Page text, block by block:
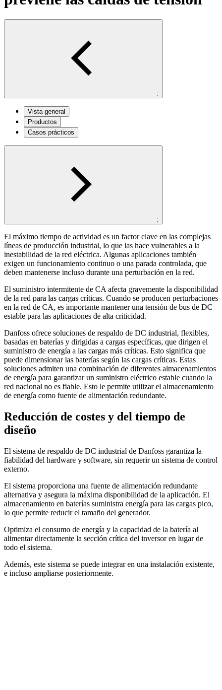
;
Vista general
Productos
Casos prácticos
;
El máximo tiempo de actividad es un factor clave en las complejas
líneas de producción industrial, lo que las hace vulnerables a la
inestabilidad de la red eléctrica. Algunas aplicaciones también
exigen un funcionamiento continuo o una parada controlada, que
deben mantenerse incluso durante una perturbación en la red.
El suministro intermitente de CA afecta gravemente la disponibilidad
de la red para las cargas críticas. Cuando se producen perturbaciones
en la red de CA, es importante mantener una tensión de bus de DC
estable para las aplicaciones de alta criticidad.
Danfoss ofrece soluciones de respaldo de DC industrial, flexibles,
basadas en baterías y dirigidas a cargas específicas, que dirigen el
suministro de energía a las cargas más críticas. Esto significa que
puede dimensionar las baterías según las cargas críticas. Estas
soluciones admiten una combinación de diferentes almacenamientos
de energía para garantizar un suministro eléctrico estable cuando la
red nacional no es fiable. Esto le permite utilizar el almacenamiento
de energía como fuente de alimentación redundante.
Reducción de costes y del tiempo de
diseño
El sistema de respaldo de DC industrial de Danfoss garantiza la
fiabilidad del hardware y software, sin requerir un sistema de control
externo.
El sistema proporciona una fuente de alimentación redundante
alternativa y asegura la máxima disponibilidad de la aplicación. El
almacenamiento en baterías suministra energía para las cargas pico,
lo que permite reducir el tamaño del generador.
Optimiza el consumo de energía y la capacidad de la batería al
alimentar directamente la sección crítica del inversor en lugar de
todo el sistema.
Además, este sistema se puede integrar en una instalación existente,
e incluso ampliarse posteriormente.